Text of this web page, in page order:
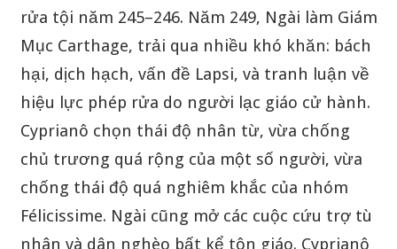
rửa tội năm 245–246. Năm 249, Ngài làm Giám
Mục Carthage, trải qua nhiều khó khăn: bách
hại, dịch hạch, vấn đề Lapsi, và tranh luận về
hiệu lực phép rửa do người lạc giáo cử hành.
Cyprianô chọn thái độ nhân từ, vừa chống
chủ trương quá rộng của một số người, vừa
chống thái độ quá nghiêm khắc của nhóm
Félicissime. Ngài cũng mở các cuộc cứu trợ tù
nhân và dân nghèo bất kể tôn giáo. Cyprianô